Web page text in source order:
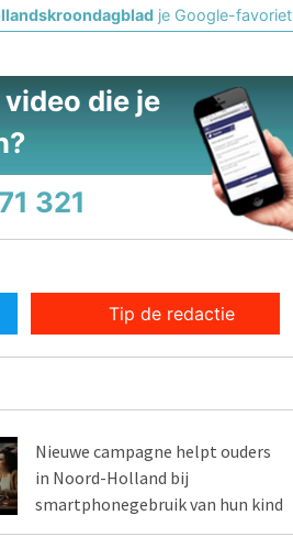
je Google-favoriet
die je
321
Tip de redactie
Nieuwe campagne helpt ouders
in Noord-Holland bij
smartphonegebruik van hun kind